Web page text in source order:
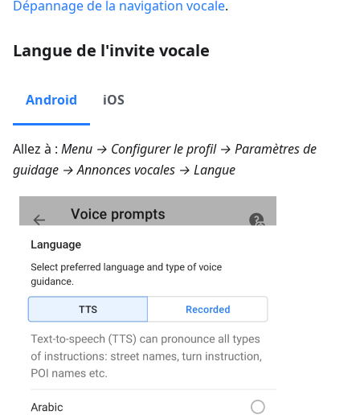
Dépannage de la navigation vocale.
Langue de l'invite vocale
Android iOS
Allez à : Menu → Configurer le profil → Paramètres de
guidage → Annonces vocales → Langue